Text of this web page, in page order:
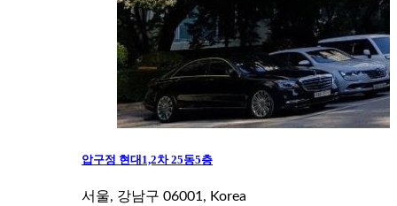
압구정 현대1,2차 25동5층
서울, 강남구 06001, Korea